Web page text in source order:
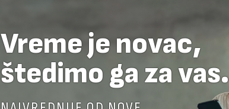
Vreme je novac,
štedimo ga za vas.